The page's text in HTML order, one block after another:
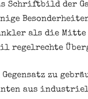
Schriftbild der
als die Mitte
regelrechte
Gegensatz zu
aus